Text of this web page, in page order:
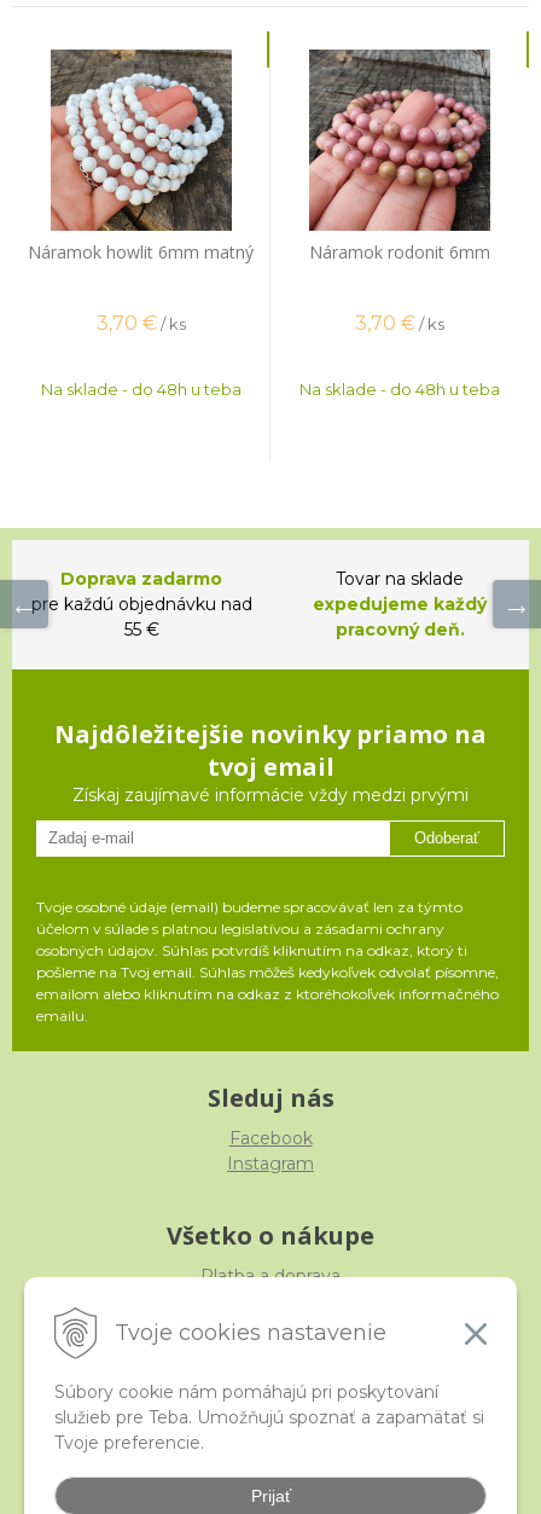
Tvoje cookies nastavenie
Súbory cookie nám pomáhajú pri poskytovaní
služieb pre Teba. Umožňujú spoznať a zapamätať si
Tvoje preferencie.
Prijať
Náramok howlit 6mm matný
3,70 € / ks
Na sklade - do 48h u teba
Náramok rodonit 6mm
3,70 €/ ks
Na sklade - do 48h u teba
Doprava zadarmo
pre každú objednávku nad
55 €
Tovar na sklade
expedujeme každý
pracovný deň.
Najdôležitejšie novinky priamo na
tvoj email
Získaj zaujímavé informácie vždy medzi prvými
Odoberať
Tvoje osobné údaje (email) budeme spracovávať len za týmto
účelom v súlade s platnou legislatívou a zásadami ochrany
osobných údajov. Súhlas potvrdíš kliknutím na odkaz, ktorý ti
pošleme na Tvoj email. Súhlas môžeš kedykoľvek odvolať písomne,
emailom alebo kliknutím na odkaz z ktoréhokoľvek informačného
emailu.
Sleduj nás
Facebook
Instagram
Všetko o nákupe
Platba a doprava
Obchodné podmienky
iStraka
Veľkoobchod